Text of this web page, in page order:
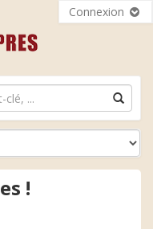
Connexion
!